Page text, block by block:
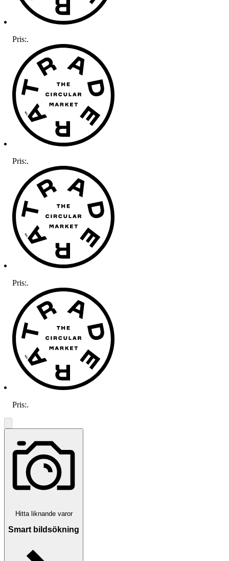
Pris:.
Pris:.
Pris:.
Pris:.
Hitta liknande varor
Smart bildsökning